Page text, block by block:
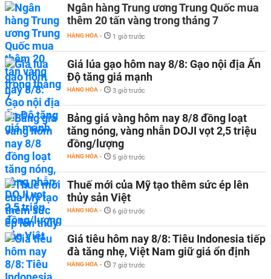
Ngân hàng Trung ương Trung Quốc mua
thêm 20 tấn vàng trong tháng 7
HÀNG HÓA - 1 giờ trước
Giá lúa gạo hôm nay 8/8: Gạo nội địa Ấn
Độ tăng giá mạnh
HÀNG HÓA - 3 giờ trước
Bảng giá vàng hôm nay 8/8 đồng loạt
tăng nóng, vàng nhẫn DOJI vọt 2,5 triệu
đồng/lượng
HÀNG HÓA - 5 giờ trước
Thuế mới của Mỹ tạo thêm sức ép lên
thủy sản Việt
HÀNG HÓA - 6 giờ trước
Giá tiêu hôm nay 8/8: Tiêu Indonesia tiếp
đà tăng nhẹ, Việt Nam giữ giá ổn định
HÀNG HÓA - 7 giờ trước